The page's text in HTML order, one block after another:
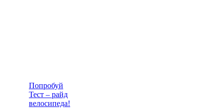
Попробуй
Тест – райд
велосипеда!